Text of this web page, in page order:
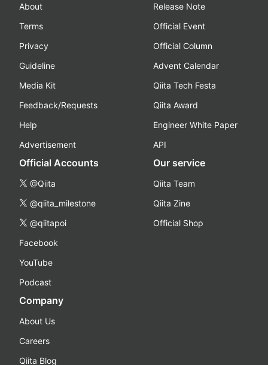
About
Terms
Privacy
Guideline
Media Kit
Feedback/Requests
Help
Advertisement
Release Note
Official Event
Official Column
Advent Calendar
Qiita Tech Festa
Qiita Award
Engineer White Paper
API
Official Accounts
@Qiita
@qiita_milestone
@qiitapoi
Facebook
YouTube
Podcast
Our service
Qiita Team
Qiita Zine
Official Shop
Company
About Us
Careers
Qiita Blog